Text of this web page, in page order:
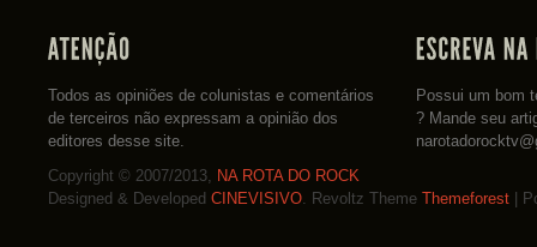
Todos as opiniões de colunistas e comentários
de terceiros não expressam a opinião dos
editores desse site.
Possui um bom
? Mande seu
Copyright © 2007/2013, NA ROTA DO ROCK
Designed & Developed CINEVISIVO. Revoltz Theme Themeforest |